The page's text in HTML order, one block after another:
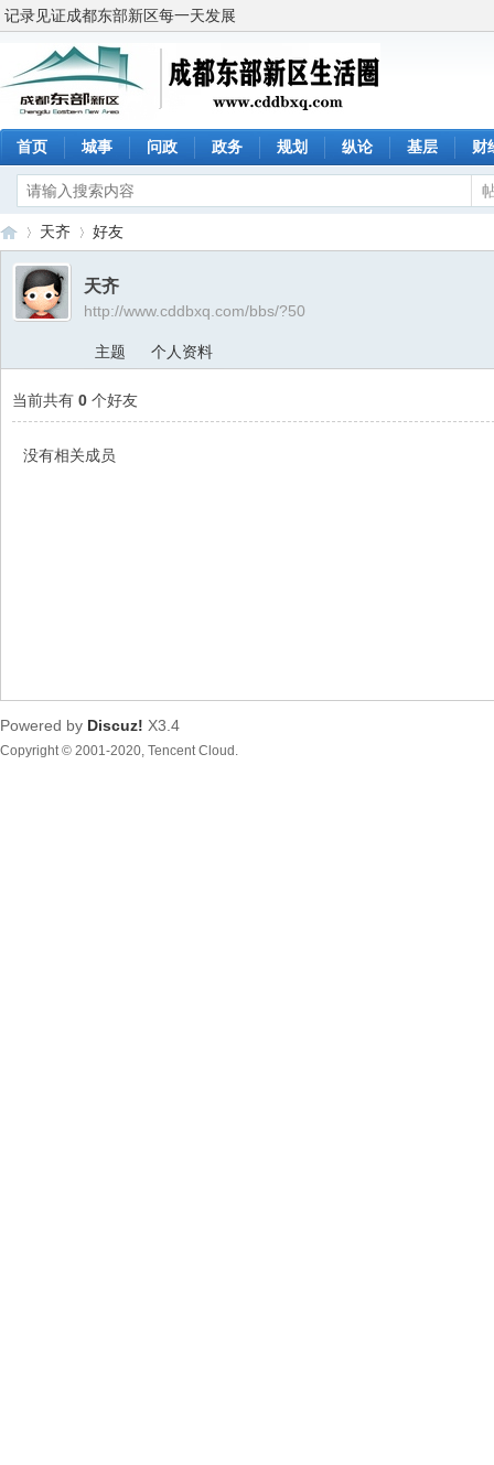
记录见证成都东部新区每一天发展
首页 城事 问政 政务 规划 纵论 基层 财
›
天齐 好友
天齐
http://www.cddbxq.com/bbs/?50
主题 个人资料
当前共有 0 个好友
没有相关成员
Powered by Discuz! X3.4
Copyright © 2001-2020, Tencent Cloud.